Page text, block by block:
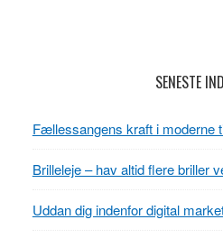
SENESTE
Fællessangens kraft i moderne
Brilleleje – hav altid flere briller
Uddan dig indenfor digital